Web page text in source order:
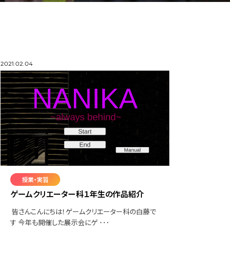
2021.02.04
授業・実習
ゲームクリエーター科１年生の作品紹介
皆さんこんにちは！ゲームクリエーター科の白藤で
す 今年も開催した展示会にゲ ･･･